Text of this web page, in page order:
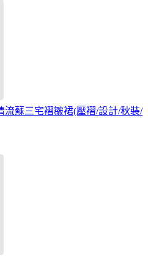
流蘇三宅褶皺裙(壓褶/設計/秋裝/